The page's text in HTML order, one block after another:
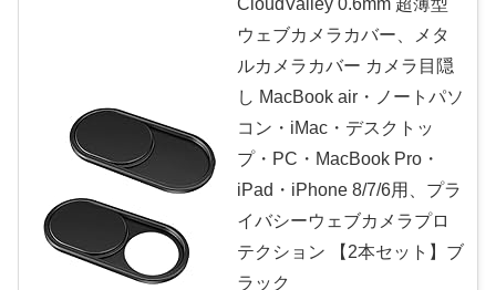
CloudValley 0.6mm 超薄型
ウェブカメラカバー、メタ
ルカメラカバー カメラ目隠
し MacBook air・ノートパソ
コン・iMac・デスクトッ
プ・PC・MacBook Pro・
iPad・iPhone 8/7/6用、プラ
イバシーウェブカメラプロ
テクション 【2本セット】ブ
ラック